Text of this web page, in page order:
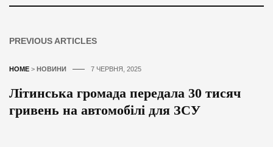
PREVIOUS ARTICLES
HOME > НОВИНИ 7 ЧЕРВНЯ, 2025
Літинська громада передала 30 тисяч
гривень на автомобілі для ЗСУ